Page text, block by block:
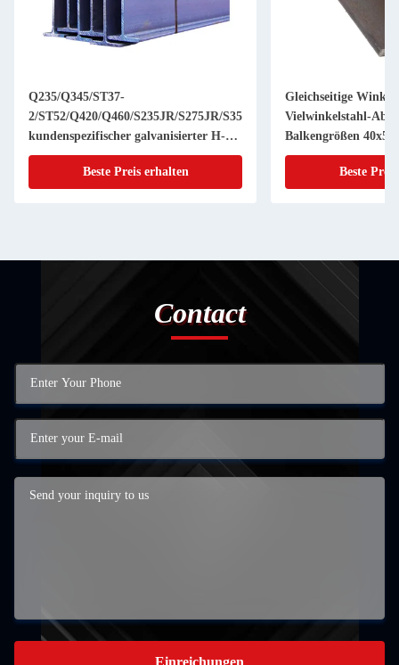
Q235/Q345/ST37-
2/ST52/Q420/Q460/S235JR/S275JR/S355JR
kundenspezifischer galvanisierter H-
Strahlstahl mit
Stanzverarbeitungsdienst
Beste Preis erhalten
Gleichseitige
Vielwinkelstahl-
Balkengrößen
A36 Q235 GB
Beste
Contact
Einreichungen